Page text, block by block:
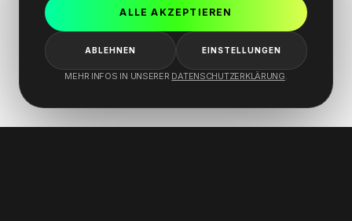
ALLE AKZEPTIEREN
ABLEHNEN EINSTELLUNGEN
MEHR INFOS IN UNSERER DATENSCHUTZERKLÄRUNG.